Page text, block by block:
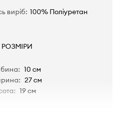
виріб: 100% Поліуретан
РОЗМІРИ
: 10 см
: 27 см
: 19 см